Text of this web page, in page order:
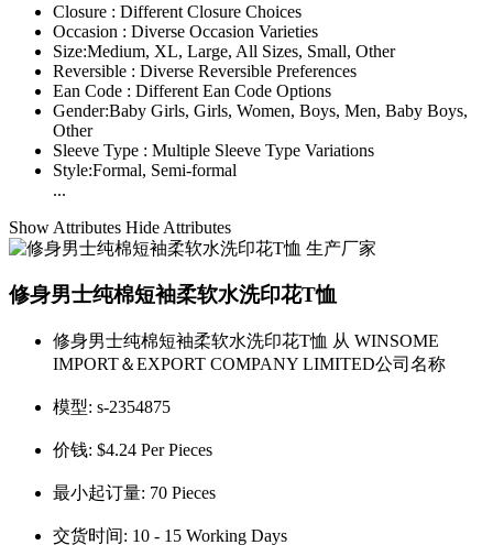
Closure : Different Closure Choices
Occasion : Diverse Occasion Varieties
Size:Medium, XL, Large, All Sizes, Small, Other
Reversible : Diverse Reversible Preferences
Ean Code : Different Ean Code Options
Gender:Baby Girls, Girls, Women, Boys, Men, Baby Boys,
Other
Sleeve Type : Multiple Sleeve Type Variations
Style:Formal, Semi-formal
...
Show Attributes Hide Attributes
修身男士纯棉短袖柔软水洗印花T恤
修身男士纯棉短袖柔软水洗印花T恤 从 WINSOME
IMPORT＆EXPORT COMPANY LIMITED公司名称
模型: s-2354875
价钱: $4.24 Per Pieces
最小起订量: 70 Pieces
交货时间: 10 - 15 Working Days